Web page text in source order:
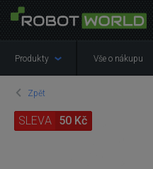
Produkty Vše o nákupu
Zpět
SLEVA 50 Kč